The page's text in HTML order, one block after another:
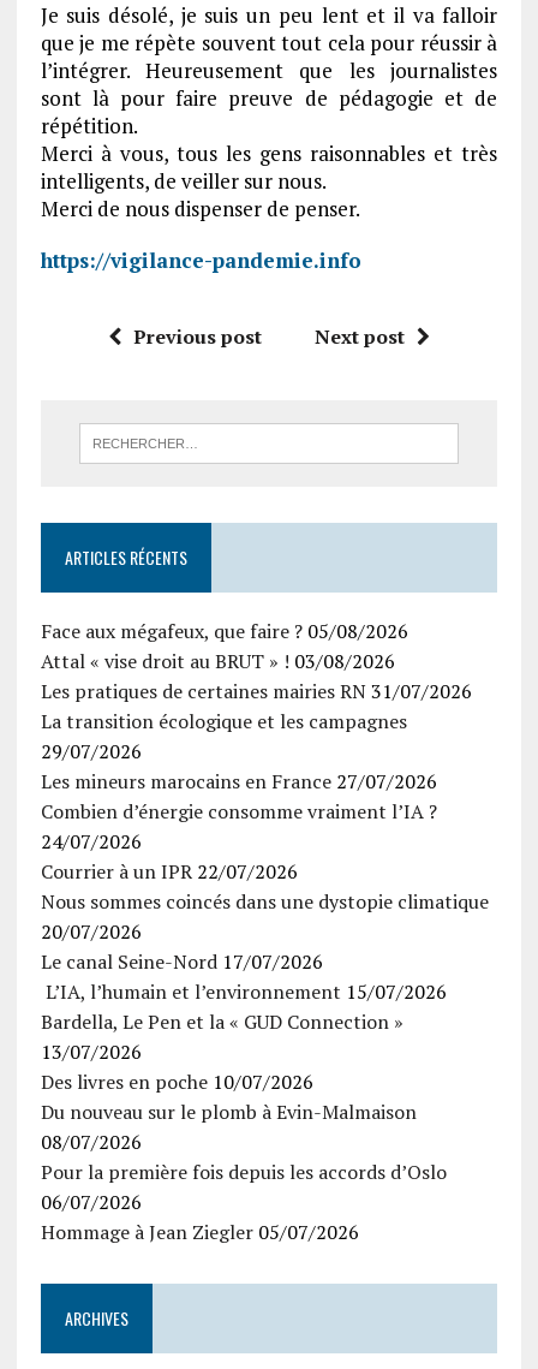
Je suis désolé, je suis un peu lent et il va falloir
que je me répète souvent tout cela pour réussir à
l’intégrer. Heureusement que les journalistes
sont là pour faire preuve de pédagogie et de
répétition.
Merci à vous, tous les gens raisonnables et très
intelligents, de veiller sur nous.
Merci de nous dispenser de penser.
https://vigilance-pandemie.info
Previous post Next post
ARTICLES RÉCENTS
Face aux mégafeux, que faire ? 05/08/2026
Attal « vise droit au BRUT » ! 03/08/2026
Les pratiques de certaines mairies RN 31/07/2026
La transition écologique et les campagnes
29/07/2026
Les mineurs marocains en France 27/07/2026
Combien d’énergie consomme vraiment l’IA ?
24/07/2026
Courrier à un IPR 22/07/2026
Nous sommes coincés dans une dystopie climatique
20/07/2026
Le canal Seine-Nord 17/07/2026
L’IA, l’humain et l’environnement 15/07/2026
Bardella, Le Pen et la « GUD Connection »
13/07/2026
Des livres en poche 10/07/2026
Du nouveau sur le plomb à Evin-Malmaison
08/07/2026
Pour la première fois depuis les accords d’Oslo
06/07/2026
Hommage à Jean Ziegler 05/07/2026
ARCHIVES